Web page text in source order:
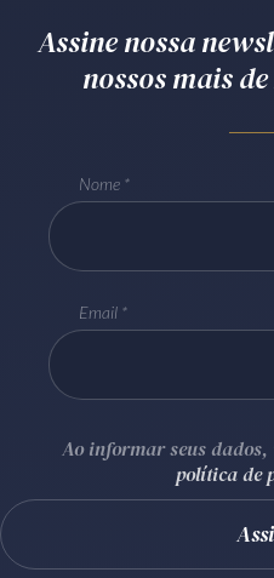
Assine nossa
nossos mais
Nome
Email
Ao informar seus dados,
política de